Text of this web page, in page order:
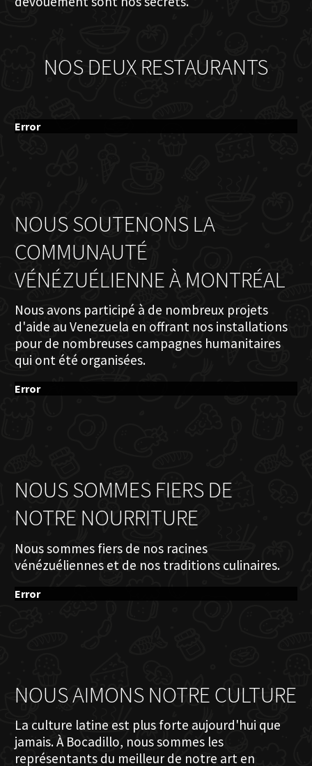
NOS DEUX RESTAURANTS
Error
NOUS SOUTENONS LA
COMMUNAUTÉ
VÉNÉZUÉLIENNE À MONTRÉAL
Nous avons participé à de nombreux projets
d'aide au Venezuela en offrant nos installations
pour de nombreuses campagnes humanitaires
qui ont été organisées.
Error
NOUS SOMMES FIERS DE
NOTRE NOURRITURE
Nous sommes fiers de nos racines
vénézuéliennes et de nos traditions culinaires.
Error
NOUS AIMONS NOTRE CULTURE
La culture latine est plus forte aujourd'hui que
jamais. À Bocadillo, nous sommes les
représentants du meilleur de notre art en